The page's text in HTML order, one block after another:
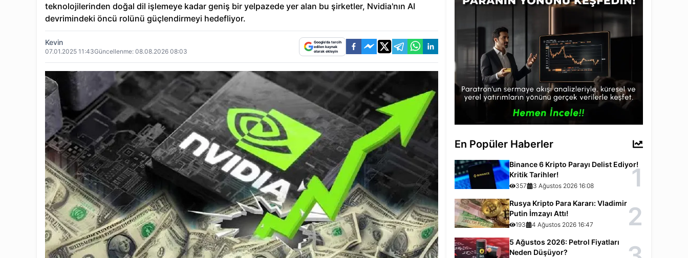
teknolojilerinden doğal dil işlemeye kadar geniş bir yelpazede yer alan bu şirketler, Nvidia'nın AI
devrimindeki öncü rolünü güçlendirmeyi hedefliyor.
Kevin
07.01.2025 11:43Güncellenme: 08.08.2026 08:03
Google'da tercih
edilen kaynak
olarak ekleyin
En Popüler Haberler
Binance 6 Kripto Parayı Delist Ediyor!
Kritik Tarihler!
357 3 Ağustos 2026 16:08 1
Rusya Kripto Para Kararı: Vladimir
Putin İmzayı Attı!
193 4 Ağustos 2026 16:47 2
5 Ağustos 2026: Petrol Fiyatları
Neden Düşüyor?